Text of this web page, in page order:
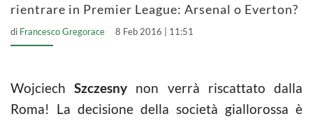
rientrare in Premier League: Arsenal o Everton?
di Francesco Gregorace 8 Feb 2016 | 11:51
WojciechSzczesny non verrà riscattato dalla
Roma! La decisione della società giallorossa è